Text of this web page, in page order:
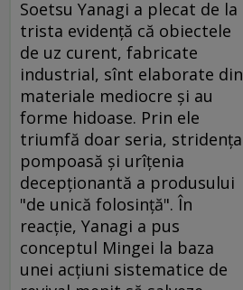
Soetsu Yanagi a plecat de la
trista evidenţă că obiectele
de uz curent, fabricate
industrial, sînt elaborate din
materiale mediocre şi au
forme hidoase. Prin ele
triumfă doar seria, stridenţa
pompoasă şi urîţenia
decepţionantă a produsului
"de unică folosinţă". În
reacţie, Yanagi a pus
conceptul Mingei la baza
unei acţiuni sistematice de